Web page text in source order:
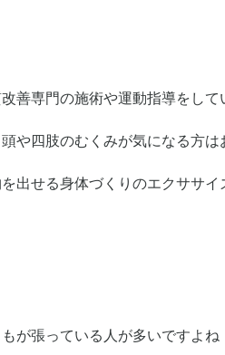
善専門の施術や運動指導をし
や四肢のむくみが気になる方
出せる身体づくりのエクササ
が張っている人が多いですよね